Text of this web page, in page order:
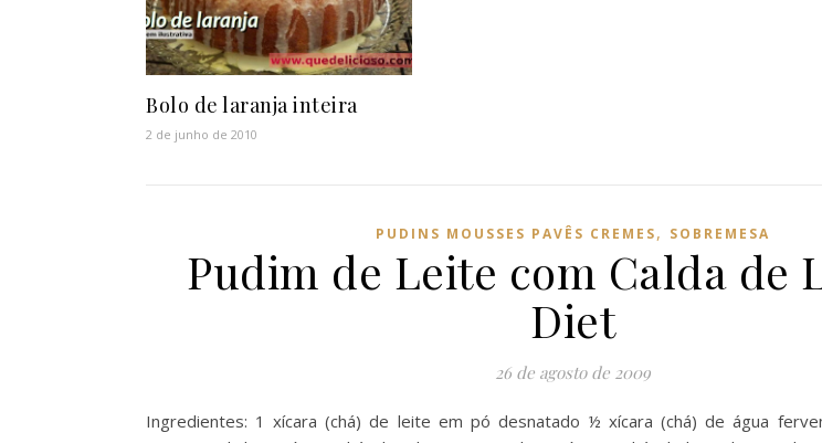
Bolo de laranja inteira
2 de junho de 2010
PUDINS MOUSSES PAVÊS CREMES, SOBREMESA
Pudim de Leite com Calda de
Diet
26 de agosto de 2009
Ingredientes: 1 xícara (chá) de leite em pó desnatado ½ xícara (chá) de água